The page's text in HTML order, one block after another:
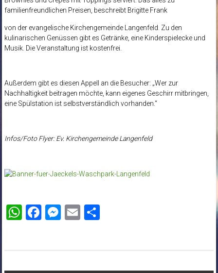
familienfreundlichen Preisen, beschreibt Brigitte Frank
von der evangelische Kirchengemeinde Langenfeld. Zu den
kulinarischen Genüssen gibt es Getränke, eine Kinderspielecke und
Musik. Die Veranstaltung ist kostenfrei.
Außerdem gibt es diesen Appell an die Besucher: „Wer zur
Nachhaltigkeit beitragen möchte, kann eigenes Geschirr mitbringen,
eine Spülstation ist selbstverständlich vorhanden.“
Infos/Foto Flyer: Ev. Kirchengemeinde Langenfeld
WhatsApp
Facebook
Messenger
EmailTeilen